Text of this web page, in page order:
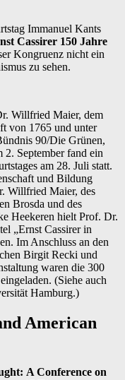
Immanuel Kants
Cassirer 150 Jahre
Kongruenz nicht ein
zu sehen.
Willfried Maier, dem
von 1765 und unter
90/Die Grünen,
2. September fand ein
am 28. Juli statt.
und Bildung
Willfried Maier, des
Brosda und des
Heekeren hielt Prof. Dr.
„Ernst Cassirer in
Im Anschluss an den
Birgit Recki und
waren die 300
(Siehe auch
Hamburg.)
American
A Conference on